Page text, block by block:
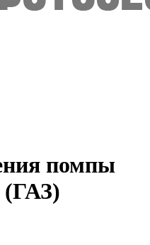
помпы